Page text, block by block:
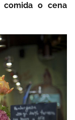
comida o cena